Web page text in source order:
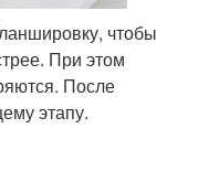
чтобы
При этом
После
этапу.